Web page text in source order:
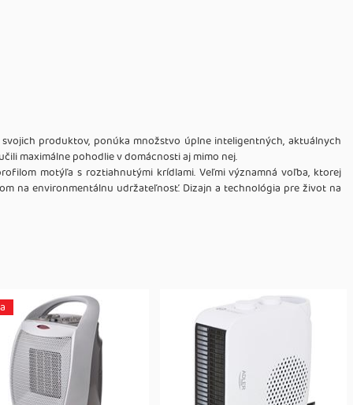
produktov, ponúka množstvo úplne inteligentných, aktuálnych
maximálne pohodlie v domácnosti aj mimo nej.
motýľa s roztiahnutými krídlami. Veľmi významná voľba, ktorej
na environmentálnu udržateľnosť. Dizajn a technológia pre život na